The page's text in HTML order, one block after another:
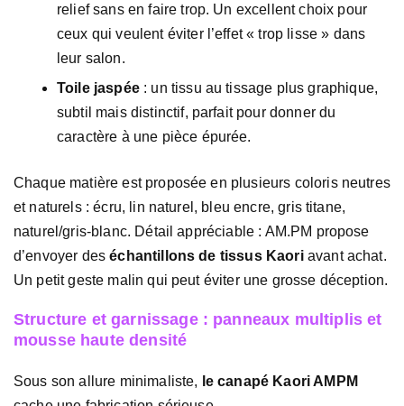
relief sans en faire trop. Un excellent choix pour
ceux qui veulent éviter l’effet « trop lisse » dans
leur salon.
Toile jaspée: un tissu au tissage plus graphique,
subtil mais distinctif, parfait pour donner du
caractère à une pièce épurée.
Chaque matière est proposée en plusieurs coloris neutres
et naturels : écru, lin naturel, bleu encre, gris titane,
naturel/gris-blanc. Détail appréciable : AM.PM propose
d’envoyer deséchantillons de tissus Kaoriavant achat.
Un petit geste malin qui peut éviter une grosse déception.
Structure et garnissage : panneaux multiplis et
mousse haute densité
Sous son allure minimaliste, le canapé Kaori AMPM